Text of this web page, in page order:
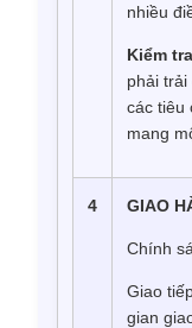
nhiều
Kiểm
phải
các tiêu
mang
4 GIAO
Chính
Giao
gian